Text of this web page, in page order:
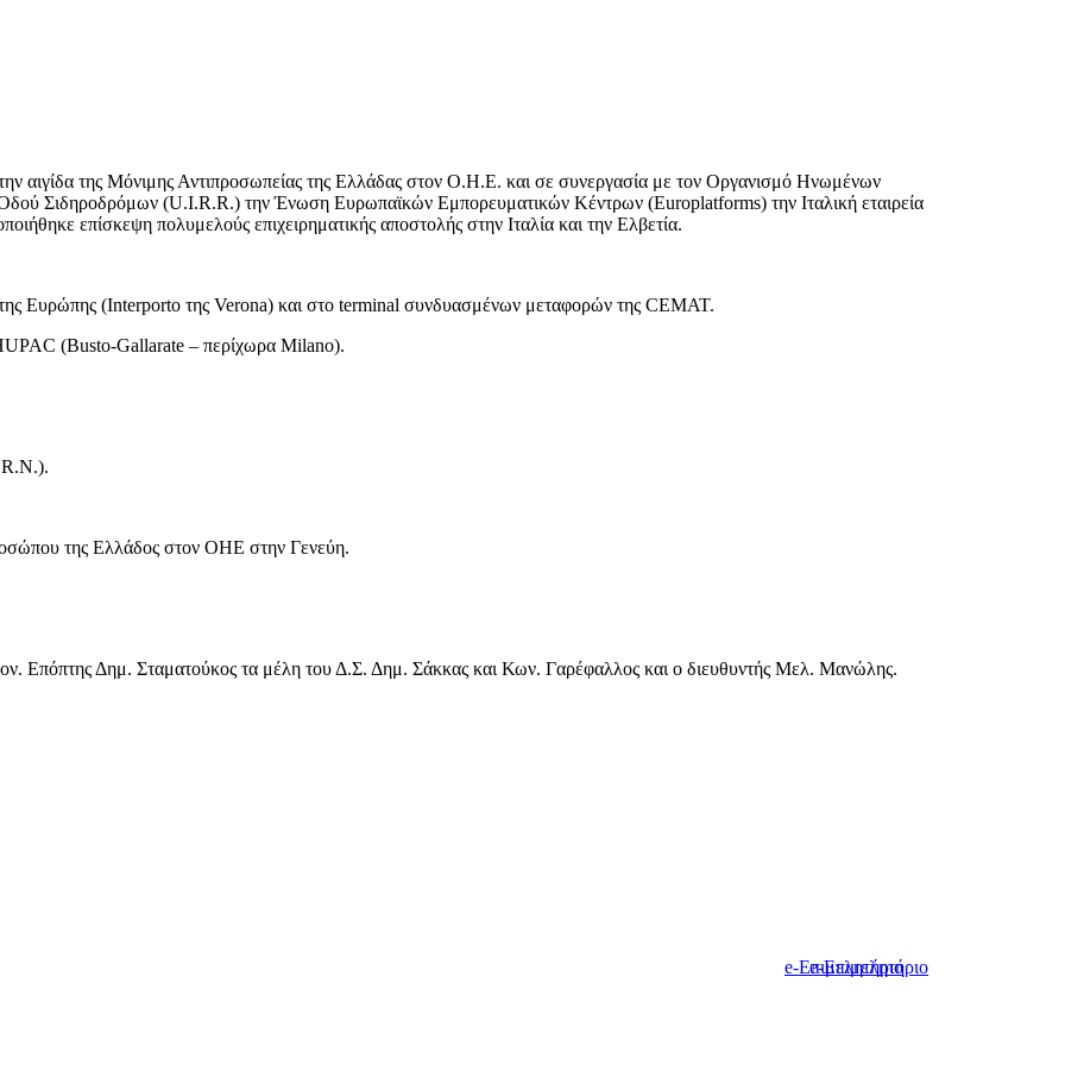
e-Επιμελητήριο
e-Επιμελητήριο
αιγίδα της Μόνιμης Αντιπροσωπείας της Ελλάδας στον Ο.Η.Ε. και σε συνεργασία με τον Οργανισμό Ηνωμένων
Σιδηροδρόμων (U.I.R.R.) την Ένωση Ευρωπαϊκών Εμπορευματικών Κέντρων (Europlatforms) την Ιταλική εταιρεία
επίσκεψη πολυμελούς επιχειρηματικής αποστολής στην Ιταλία και την Ελβετία.
Ευρώπης (Interporto της Verona) και στο terminal συνδυασμένων μεταφορών της CEMAT.
(Busto-Gallarate – περίχωρα Milano).
της Ελλάδος στον ΟΗΕ στην Γενεύη.
Επόπτης Δημ. Σταματούκος τα μέλη του Δ.Σ. Δημ. Σάκκας και Κων. Γαρέφαλλος και ο διευθυντής Μελ. Μανώλης.